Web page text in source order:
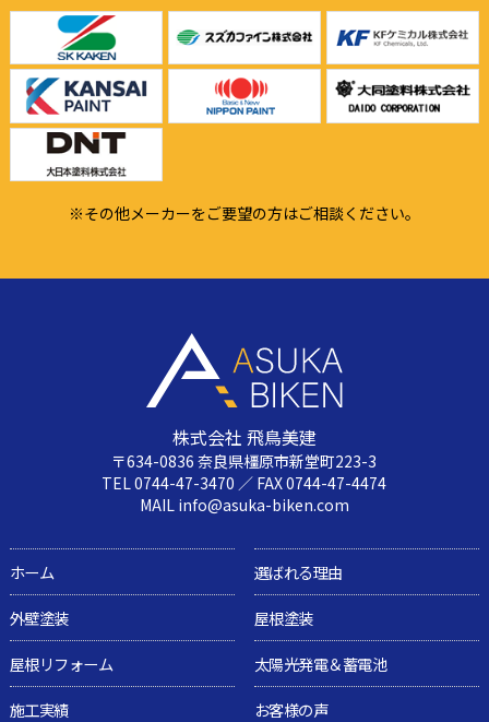
※その他メーカーをご要望の方はご相談ください。
株式会社 飛鳥美建
〒634-0836 奈良県橿原市新堂町223-3
TEL 0744-47-3470 ／ FAX 0744-47-4474
MAIL info@asuka-biken.com
ホーム
選ばれる理由
外壁塗装
屋根塗装
屋根リフォーム
太陽光発電＆蓄電池
施工実績
お客様の声